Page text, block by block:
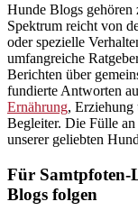
Hunde Blogs gehören
Spektrum reicht von
oder spezielle
umfangreiche
Berichten über
fundierte Antworten
Ernährung, Erziehung
Begleiter. Die Fülle
unserer geliebten
Für Samtpfoten-
Blogs folgen